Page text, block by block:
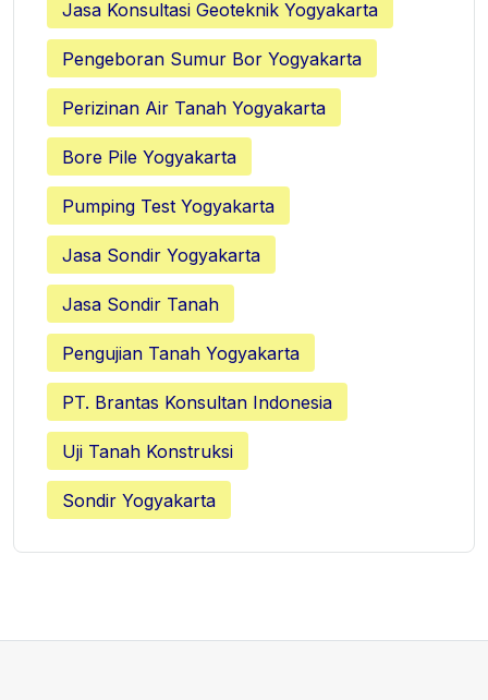
Jasa Konsultasi Geoteknik Yogyakarta
Pengeboran Sumur Bor Yogyakarta
Perizinan Air Tanah Yogyakarta
Bore Pile Yogyakarta
Pumping Test Yogyakarta
Jasa Sondir Yogyakarta
Jasa Sondir Tanah
Pengujian Tanah Yogyakarta
PT. Brantas Konsultan Indonesia
Uji Tanah Konstruksi
Sondir Yogyakarta